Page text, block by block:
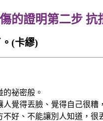
第二步 抗
(卡繆)
祕密般。
覺得丟臉、覺得自己很
好、不能讓別人知道，很